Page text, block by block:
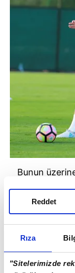
Rıza
"Sitelerimizde
Reddet
Bunun